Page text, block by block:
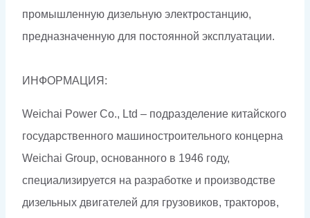
промышленную дизельную электростанцию,
предназначенную для постоянной эксплуатации.
ИНФОРМАЦИЯ:
Weichai Power Co., Ltd – подразделение китайского
государственного машиностроительного концерна
Weichai Group, основанного в 1946 году,
специализируется на разработке и производстве
дизельных двигателей для грузовиков, тракторов,